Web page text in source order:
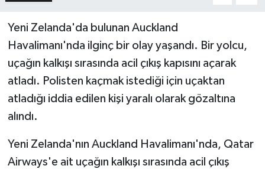
Yeni Zelanda'da bulunan Auckland
Havalimanı'nda ilginç bir olay yaşandı. Bir yolcu,
uçağın kalkışı sırasında acil çıkış kapısını açarak
atladı. Polisten kaçmak istediği için uçaktan
atladığı iddia edilen kişi yaralı olarak gözaltına
alındı.
Yeni Zelanda'nın Auckland Havalimanı'nda, Qatar
Airways'e ait uçağın kalkışı sırasında acil çıkış